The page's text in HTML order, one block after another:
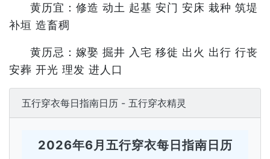
黄历宜：修造 动土 起基 安门 安床 栽种 筑堤
补垣 造畜稠
黄历忌：嫁娶 掘井 入宅 移徙 出火 出行 行丧
安葬 开光 理发 进人口
五行穿衣每日指南日历 - 五行穿衣精灵
2026年6月五行穿衣每日指南日历